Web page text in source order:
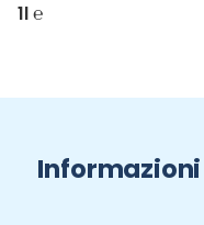
1l ℮